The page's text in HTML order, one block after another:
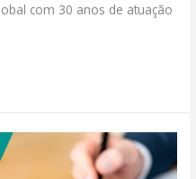
com 30 anos de atuação